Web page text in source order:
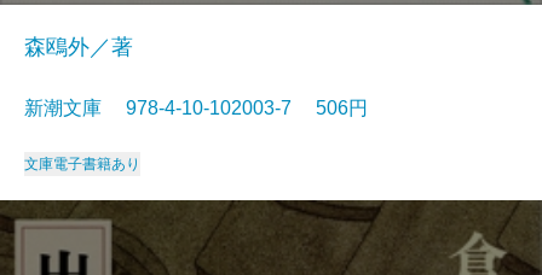
森鴎外／著
新潮文庫 978-4-10-102003-7 506円
文庫電子書籍あり